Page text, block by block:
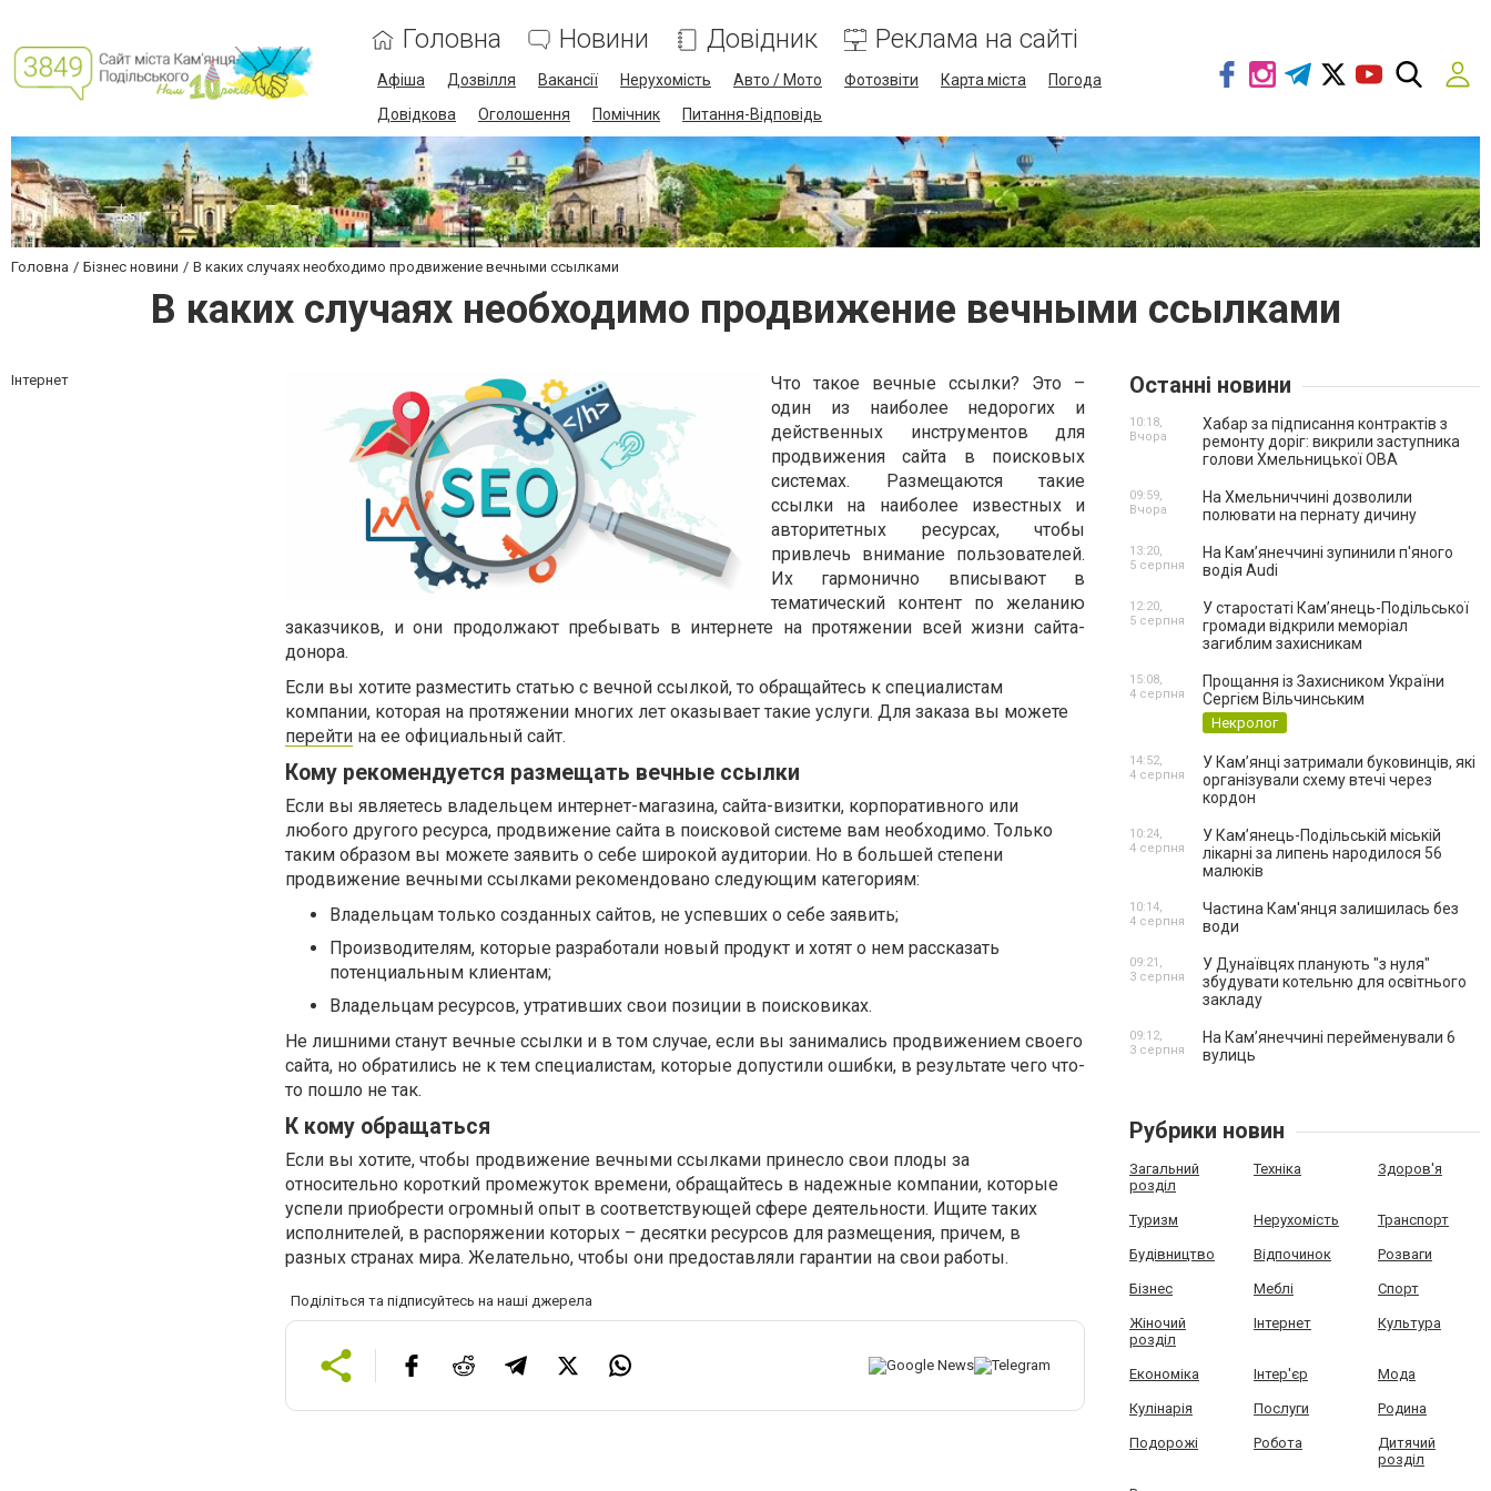
Головна Новини Довідник Реклама на сайті
Афіша Дозвілля Вакансії Нерухомість Авто / Мото Фотозвіти Карта міста
Погода
Довідкова
Оголошення Помічник Питання-Відповідь
Головна Бізнес новини В каких случаях необходимо продвижение вечными ссылками
В каких случаях необходимо продвижение вечными ссылками
Інтернет
Что такое вечные ссылки? Это –
один из наиболее недорогих и
действенных инструментов для
продвижения сайта в поисковых
системах. Размещаются такие
ссылки на наиболее известных и
авторитетных ресурсах, чтобы
привлечь внимание пользователей.
Их гармонично вписывают в
тематический контент по желанию
заказчиков, и они продолжают пребывать в интернете на протяжении всей жизни сайта-
донора.
Если вы хотите разместить статью с вечной ссылкой, то обращайтесь к специалистам
компании, которая на протяжении многих лет оказывает такие услуги. Для заказа вы можете
перейти на ее официальный сайт.
Кому рекомендуется размещать вечные ссылки
Если вы являетесь владельцем интернет-магазина, сайта-визитки, корпоративного или
любого другого ресурса, продвижение сайта в поисковой системе вам необходимо. Только
таким образом вы можете заявить о себе широкой аудитории. Но в большей степени
продвижение вечными ссылками рекомендовано следующим категориям:
Владельцам только созданных сайтов, не успевших о себе заявить;
Производителям, которые разработали новый продукт и хотят о нем рассказать
потенциальным клиентам;
Владельцам ресурсов, утративших свои позиции в поисковиках.
Не лишними станут вечные ссылки и в том случае, если вы занимались продвижением своего
сайта, но обратились не к тем специалистам, которые допустили ошибки, в результате чего что-
то пошло не так.
К кому обращаться
Если вы хотите, чтобы продвижение вечными ссылками принесло свои плоды за
относительно короткий промежуток времени, обращайтесь в надежные компании, которые
успели приобрести огромный опыт в соответствующей сфере деятельности. Ищите таких
исполнителей, в распоряжении которых – десятки ресурсов для размещения, причем, в
разных странах мира. Желательно, чтобы они предоставляли гарантии на свои работы.
Поділіться та підписуйтесь на наші джерела
Останні новини
Хабар за підписання контрактів з
ремонту доріг: викрили заступника
голови Хмельницької ОВА
10:18,
Вчора
На Хмельниччині дозволили
полювати на пернату дичину
09:59,
Вчора
На Камʼянеччині зупинили п'яного
водія Audi
13:20,
5 серпня
У старостаті Кам’янець-Подільської
громади відкрили меморіал
загиблим захисникам
12:20,
5 серпня
Прощання із Захисником України
Сергієм Вільчинським
Некролог
15:08,
4 серпня
У Кам’янці затримали буковинців, які
організували схему втечі через
кордон
14:52,
4 серпня
У Кам’янець-Подільській міській
лікарні за липень народилося 56
малюків
10:24,
4 серпня
Частина Кам'янця залишилась без
води
10:14,
4 серпня
У Дунаївцях планують "з нуля"
збудувати котельню для освітнього
закладу
09:21,
3 серпня
На Камʼянеччині перейменували 6
вулиць
09:12,
3 серпня
Рубрики новин
Загальний
розділ
Техніка Здоров'я
Туризм Нерухомість Транспорт
Будівництво Відпочинок Розваги
Бізнес Меблі Спорт
Жіночий
розділ
Інтернет Культура
Економіка Інтер'єр Мода
Кулінарія Послуги Родина
Подорожі Робота
Дитячий
розділ